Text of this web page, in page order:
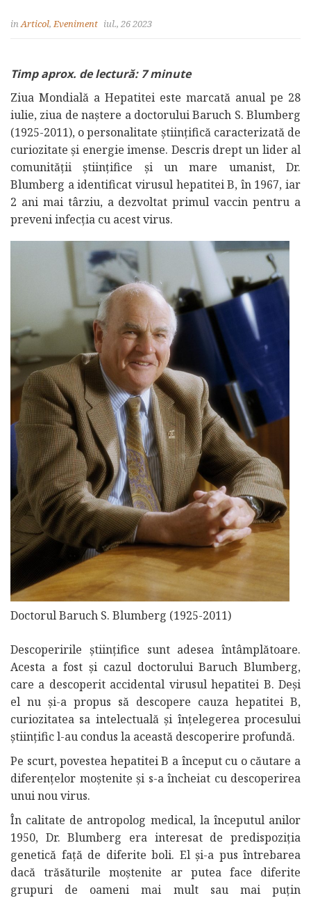
inArticol, Eveniment iul., 26 2023
Timp aprox. de lectură: 7 minute
Ziua Mondială a Hepatitei este marcată anual pe 28
iulie, ziua de naștere a doctorului Baruch S. Blumberg
(1925-2011), o personalitate științifică caracterizată de
curiozitate și energie imense. Descris drept un lider al
comunității științifice și un mare umanist, Dr.
Blumberg a identificat virusul hepatitei B, în 1967, iar
2 ani mai târziu, a dezvoltat primul vaccin pentru a
preveni infecția cu acest virus.
Doctorul Baruch S. Blumberg (1925-2011)
Descoperirile științifice sunt adesea întâmplătoare.
Acesta a fost și cazul doctorului Baruch Blumberg,
care a descoperit accidental virusul hepatitei B. Deși
el nu și-a propus să descopere cauza hepatitei B,
curiozitatea sa intelectuală și înțelegerea procesului
științific l-au condus la această descoperire profundă.
Pe scurt, povestea hepatitei B a început cu o căutare a
diferențelor moștenite și s-a încheiat cu descoperirea
unui nou virus.
În calitate de antropolog medical, la începutul anilor
1950, Dr. Blumberg era interesat de predispoziția
genetică față de diferite boli. El și-a pus întrebarea
dacă trăsăturile moștenite ar putea face diferite
grupuri de oameni mai mult sau mai puțin